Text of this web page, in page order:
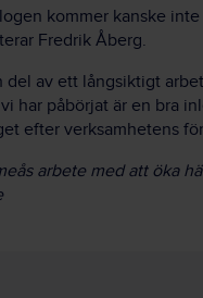
kommer kanske
Fredrik Åberg.
del av ett långsiktigt
har påbörjat är en bra
efter verksamhetens
arbete med att öka